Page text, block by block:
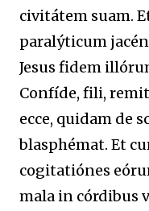
civitátem suam.
paralýticum
Jesus fidem
Confíde, fili,
ecce, quidam de
blasphémat. Et
cogitatiónes
mala in córdibus